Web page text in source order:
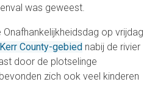
was geweest.
op vrijdag
Kerr County-gebied nabij de rivier
door de plotselinge
zich ook veel kinderen